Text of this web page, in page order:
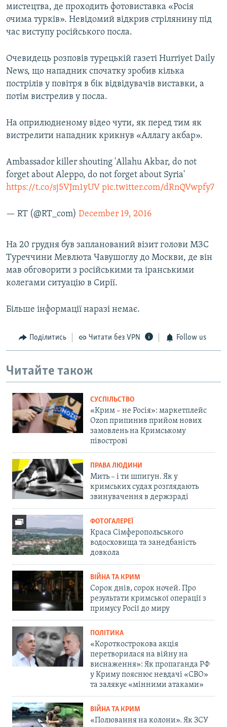
мистецтва, де проходить фотовиставка «Росія
очима турків». Невідомий відкрив стрілянину під
час виступу російського посла.
Очевидець розповів турецькій газеті Hurriyet Daily
News, що нападник спочатку зробив кілька
пострілів у повітря в бік відвідувачів виставки, а
потім вистрелив у посла.
На оприлюдненому відео чути, як перед тим як
вистрелити нападник крикнув «Аллагу акбар».
Ambassador killer shouting 'Allahu Akbar, do not
forget about Aleppo, do not forget about Syria'
https://t.co/sj5VJm1yUV pic.twitter.com/dRnQVwpfy7
— RT (@RT_com) December 19, 2016
На 20 грудня був запланований візит голови МЗС
Туреччини Мевлюта Чавушоглу до Москви, де він
мав обговорити з російськими та іранськими
колегами ситуацію в Сирії.
Більше інформації наразі немає.
Поділитись Читати без VPN Follow us
Читайте також
СУСПІЛЬСТВО
«Крим – не Росія»: маркетплейс
Ozon припинив прийом нових
замовлень на Кримському
півострові
ПРАВА ЛЮДИНИ
Мить – і ти шпигун. Як у
кримських судах розглядають
звинувачення в держзраді
ФОТОГАЛЕРЕЇ
Краса Сімферопольського
водосховища та занедбаність
довкола
ВІЙНА ТА КРИМ
Сорок днів, сорок ночей. Про
результати кримської операції з
примусу Росії до миру
ПОЛІТИКА
«Короткострокова акція
перетворилася на війну на
виснаження»: Як пропаганда РФ
у Криму пояснює невдачі «СВО»
та залякує «мінними атаками»
ВІЙНА ТА КРИМ
«Полювання на колони». Як ЗСУ